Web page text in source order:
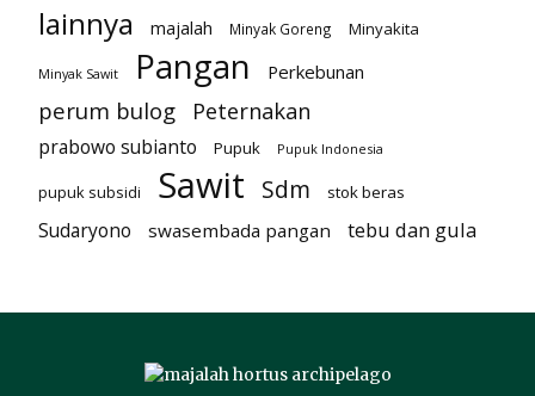
lainnya majalah Minyak Goreng Minyakita
Minyak Sawit Pangan Perkebunan
perum bulog Peternakan
prabowo subianto Pupuk Pupuk Indonesia
pupuk subsidi Sawit Sdm stok beras
Sudaryono swasembada pangan tebu dan gula